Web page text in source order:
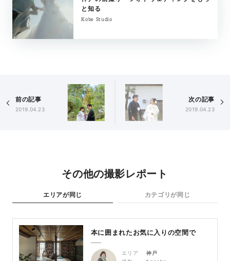
と知る
Kobe Studio
前の記事
2019.04.23
次の記事
2019.04.23
その他の撮影レポート
エリアが同じ カテゴリが同じ
本に囲まれたお気に入りの空間で
エリア
神戸